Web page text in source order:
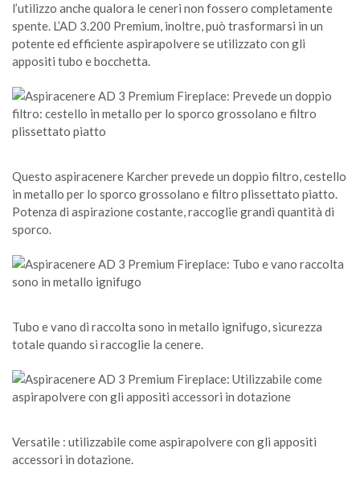
l’utilizzo anche qualora le ceneri non fossero completamente
spente. L’AD 3.200 Premium, inoltre, può trasformarsi in un
potente ed efficiente aspirapolvere se utilizzato con gli
appositi tubo e bocchetta.
Questo aspiracenere Karcher prevede un doppio filtro, cestello
in metallo per lo sporco grossolano e filtro plissettato piatto.
Potenza di aspirazione costante, raccoglie grandi quantità di
sporco.
Tubo e vano di raccolta sono in metallo ignifugo, sicurezza
totale quando si raccoglie la cenere.
Versatile : utilizzabile come aspirapolvere con gli appositi
accessori in dotazione.